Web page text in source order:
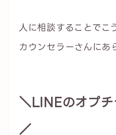
人に相談することでこ
カウンセラーさんにあ
＼LINEのオプチ
／